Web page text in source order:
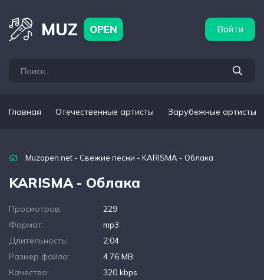
MUZ OPEN Войти
Главная Отечественные артисты Зарубежные артисты
Muzopen.net - Свежие песни - KARISMA - Облака
KARISMA - Облака
Просмотров:
229
Формат:
mp3
Длительность:
2:04
Размер файла:
4.76 MB
Качество:
320 kbps
артисты Популярные подборки